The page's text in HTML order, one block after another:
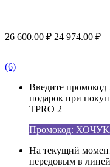
26 600.00 ₽ 24 974.00 ₽
(6)
Введите
подарок при
TPRO 2
Промокод:
На текущий
передовым в